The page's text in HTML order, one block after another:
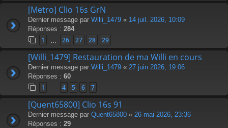
[Metro] Clio 16s GrN
Dernier message par Willi_1479 « 14 juil. 2026, 10:09
Réponses : 284
1 26 27 28 29
[Willi_1479] Restauration de ma Willi en cours
Dernier message par Willi_1479 « 27 juin 2026, 19:06
Réponses : 60
1 4 5 6 7
[Quent65800] Clio 16s 91
Dernier message par Quent65800 « 26 mai 2026, 23:36
Réponses : 29